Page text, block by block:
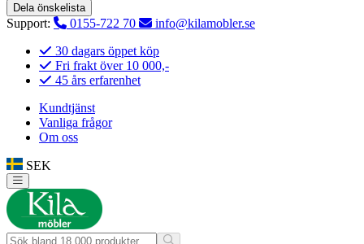
Dela önskelista
Support: 0155-722 70
info@kilamobler.se
30 dagars öppet köp
Fri frakt över 10 000,-
45 års erfarenhet
Kundtjänst
Vanliga frågor
Om oss
SEK